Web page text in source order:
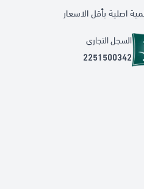
اصلية بأقل الاسعار
السجل التجاري
2251500342